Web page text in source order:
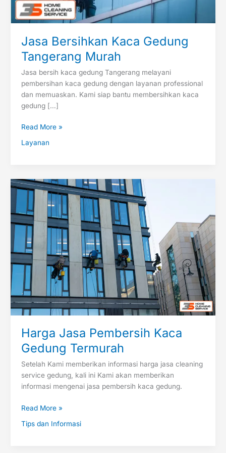
Jasa Bersihkan Kaca Gedung
Tangerang Murah
Jasa bersih kaca gedung Tangerang melayani
pembersihan kaca gedung dengan layanan professional
dan memuaskan. Kami siap bantu membersihkan kaca
gedung […]
Read More »
Layanan
Harga Jasa Pembersih Kaca
Gedung Termurah
Setelah Kami memberikan informasi harga jasa cleaning
service gedung, kali ini Kami akan memberikan
informasi mengenai jasa pembersih kaca gedung.
Harga
Jasa
Pembersih
Kaca
Gedung
Termurah
Read More »
Tips dan Informasi